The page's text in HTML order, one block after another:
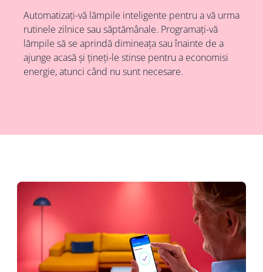
Automatizați-vă lămpile inteligente pentru a vă urma
rutinele zilnice sau săptămânale. Programați-vă
lămpile să se aprindă dimineața sau înainte de a
ajunge acasă și țineți-le stinse pentru a economisi
energie, atunci când nu sunt necesare.